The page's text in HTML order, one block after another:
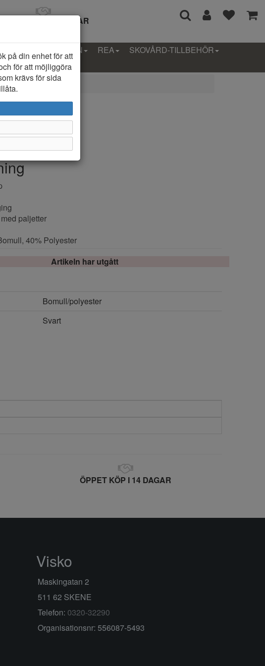
ÖPPET KÖP I 14 DAGAR
PROVKOLLEKTION REA
SKOVÅRD-TILLBEHÖR
Romilla
it
paljetter
40% Polyester
Artikeln har utgått
Bomull/polyester
Svart
ÖPPET KÖP I 14 DAGAR
på din enhet för att
för att möjliggöra
krävs för sida
Visko
Maskingatan 2
511 62 SKENE
Telefon: 0320-32290
Organisationsnr: 556087-5493